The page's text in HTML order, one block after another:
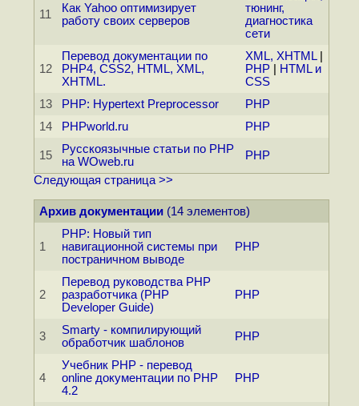
11
Как Yahoo оптимизирует
работу своих серверов
тюнинг,
диагностика
сети
12
Перевод документации по
PHP4, CSS2, HTML, XML,
XHTML.
XML, XHTML|
PHP
HTML и
CSS
13
PHP: Hypertext Preprocessor
PHP
14
PHPworld.ru PHP
15
Русскоязычные статьи по PHP
на WOweb.ru
PHP
Следующая страница >>
Архив документации (14 элементов)
1
PHP: Новый тип
навигационной системы при
постраничном выводе
PHP
2
Перевод руководства PHP
разработчика (PHP
Developer Guide)
PHP
3
Smarty - компилирующий
обработчик шаблонов
PHP
4
Учебник PHP - перевод
online документации по PHP
4.2
PHP